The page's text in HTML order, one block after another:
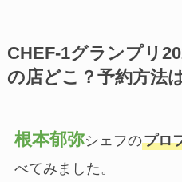
CHEF-1グランプリ
の店どこ？予約方法
根本郁弥シェフのプロ
べてみました。